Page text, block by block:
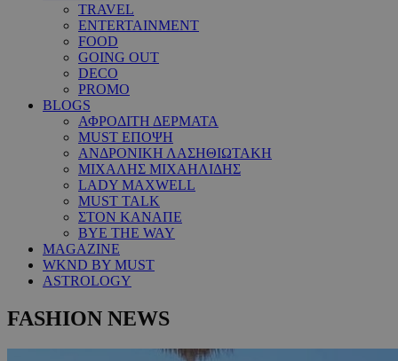
TRAVEL
ENTERTAINMENT
FOOD
GOING OUT
DECO
PROMO
BLOGS
ΑΦΡΟΔΙΤΗ ΔΕΡΜΑΤΑ
MUST ΕΠΟΨΗ
ΑΝΔΡΟΝΙΚΗ ΛΑΣΗΘΙΩΤΑΚΗ
ΜΙΧΑΛΗΣ ΜΙΧΑΗΛΙΔΗΣ
LADY MAXWELL
MUST TALK
ΣΤΟΝ ΚΑΝΑΠΕ
BYE THE WAY
MAGAZINE
WKND BY MUST
ASTROLOGY
FASHION NEWS